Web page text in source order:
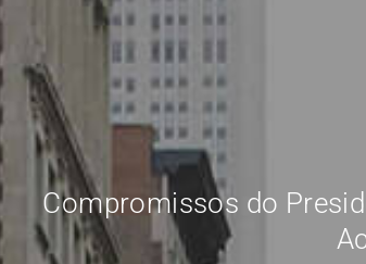
Compromissos do